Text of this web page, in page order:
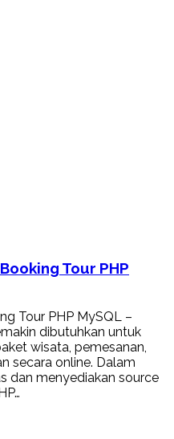
Tour PHP
Tour PHP MySQL –
dibutuhkan untuk
wisata, pemesanan,
secara online. Dalam
dan menyediakan source